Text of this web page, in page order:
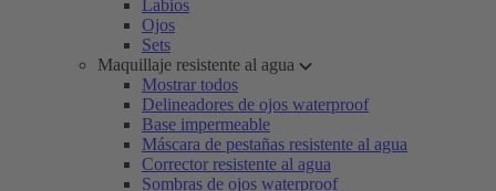
Labios
Ojos
Sets
Maquillaje resistente al agua
Mostrar todos
Delineadores de ojos waterproof
Base impermeable
Máscara de pestañas resistente al agua
Corrector resistente al agua
Sombras de ojos waterproof